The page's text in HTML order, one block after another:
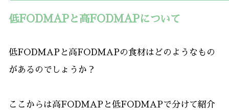
低FODMAPと高FODMAPについて
低FODMAPと高FODMAPの食材はどのようなもの
があるのでしょうか？
ここからは高FODMAPと低FODMAPで分けて紹介